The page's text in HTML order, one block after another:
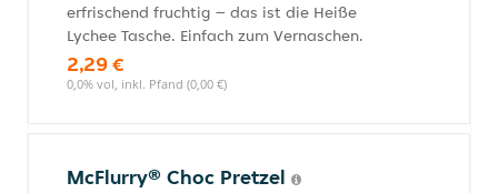
erfrischend fruchtig – das ist die Heiße
Lychee Tasche. Einfach zum Vernaschen.
2,29 €
0,0% vol, inkl. Pfand (0,00 €)
McFlurry® Choc Pretzel